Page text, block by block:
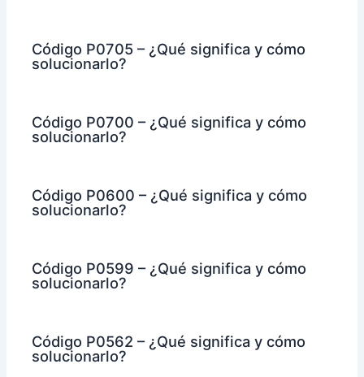
Código P0705 – ¿Qué significa y cómo
solucionarlo?
Código P0700 – ¿Qué significa y cómo
solucionarlo?
Código P0600 – ¿Qué significa y cómo
solucionarlo?
Código P0599 – ¿Qué significa y cómo
solucionarlo?
Código P0562 – ¿Qué significa y cómo
solucionarlo?